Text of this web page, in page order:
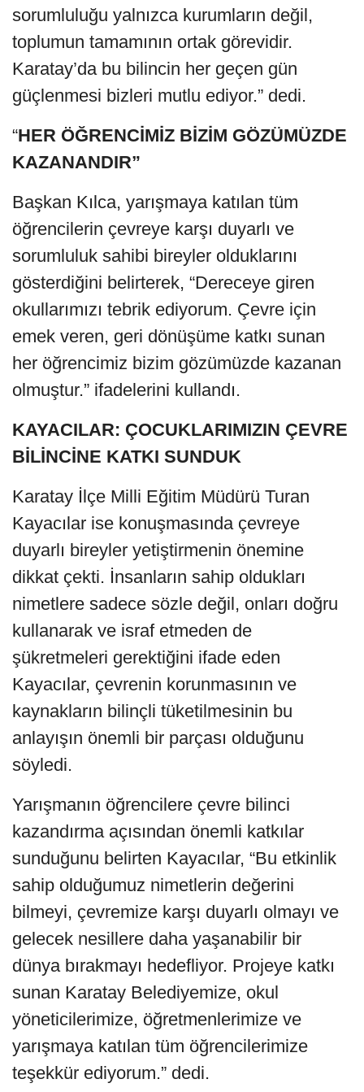
sorumluluğu yalnızca kurumların değil,
toplumun tamamının ortak görevidir.
Karatay’da bu bilincin her geçen gün
güçlenmesi bizleri mutlu ediyor.” dedi.
“HER ÖĞRENCİMİZ BİZİM GÖZÜMÜZDE
KAZANANDIR”
Başkan Kılca, yarışmaya katılan tüm
öğrencilerin çevreye karşı duyarlı ve
sorumluluk sahibi bireyler olduklarını
gösterdiğini belirterek, “Dereceye giren
okullarımızı tebrik ediyorum. Çevre için
emek veren, geri dönüşüme katkı sunan
her öğrencimiz bizim gözümüzde kazanan
olmuştur.” ifadelerini kullandı.
KAYACILAR: ÇOCUKLARIMIZIN ÇEVRE
BİLİNCİNE KATKI SUNDUK
Karatay İlçe Milli Eğitim Müdürü Turan
Kayacılar ise konuşmasında çevreye
duyarlı bireyler yetiştirmenin önemine
dikkat çekti. İnsanların sahip oldukları
nimetlere sadece sözle değil, onları doğru
kullanarak ve israf etmeden de
şükretmeleri gerektiğini ifade eden
Kayacılar, çevrenin korunmasının ve
kaynakların bilinçli tüketilmesinin bu
anlayışın önemli bir parçası olduğunu
söyledi.
Yarışmanın öğrencilere çevre bilinci
kazandırma açısından önemli katkılar
sunduğunu belirten Kayacılar, “Bu etkinlik
sahip olduğumuz nimetlerin değerini
bilmeyi, çevremize karşı duyarlı olmayı ve
gelecek nesillere daha yaşanabilir bir
dünya bırakmayı hedefliyor. Projeye katkı
sunan Karatay Belediyemize, okul
yöneticilerimize, öğretmenlerimize ve
yarışmaya katılan tüm öğrencilerimize
teşekkür ediyorum.” dedi.